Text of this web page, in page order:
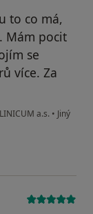
to co má,
Mám pocit
se
více. Za
a.s. • Jiný